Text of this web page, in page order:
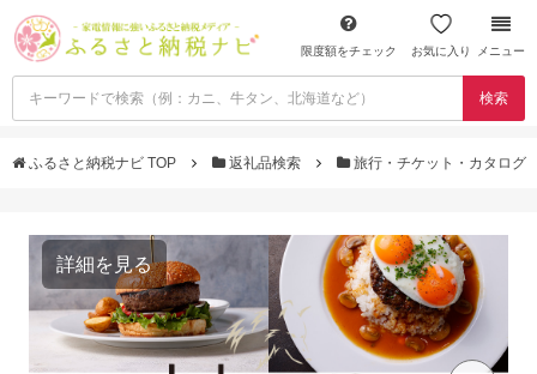
限度額をチェック お気に入り メニュー
検索
ふるさと納税ナビ TOP 返礼品検索 旅行・チケット・カタログ
詳細を見る